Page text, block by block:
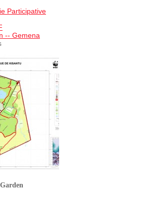
Participative
-- Gemena